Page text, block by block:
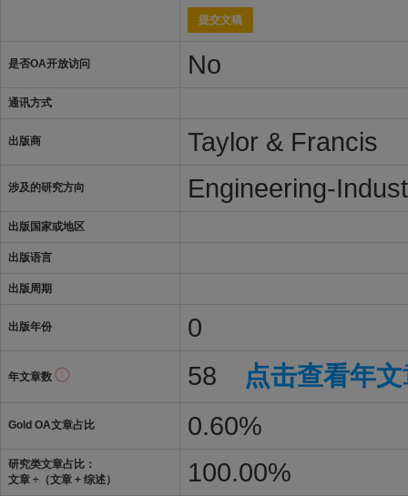
提交文稿
是否OA开放访问 No
通讯方式
出版商 Taylor & Francis
涉及的研究方向 Engineering-
出版国家或地区
出版语言
出版周期
出版年份 0
年文章数 58 点击查看年
Gold OA文章占比 0.60%
研究类文章占比：
文章 ÷（文章 + 综述）
100.00%